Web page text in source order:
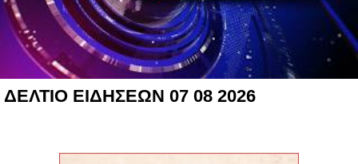
ΔΕΛΤΙΟ ΕΙΔΗΣΕΩΝ 07 08 2026